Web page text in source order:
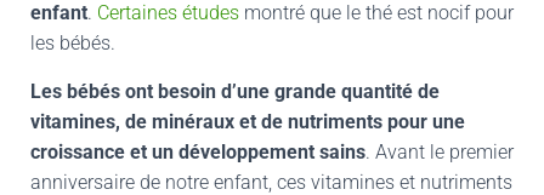
enfant. Certaines études montré que le thé est nocif pour
les bébés.
Les bébés ont besoin d’une grande quantité de
vitamines, de minéraux et de nutriments pour une
croissance et un développement sains. Avant le premier
anniversaire de notre enfant, ces vitamines et nutriments